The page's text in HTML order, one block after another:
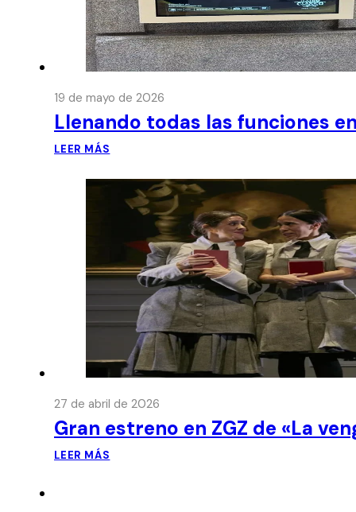
19 de mayo de 2026
Llenando todas las funciones
LEER MÁS
27 de abril de 2026
Gran estreno en ZGZ de «La
LEER MÁS